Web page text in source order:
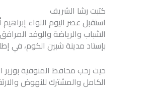
كتبت رشا الشريف
استقبل عصر اليوم اللواء
الشباب والرياضة والوفد
بإستاد مدينة شبين الكوم، في
حيث رحب محافظ المنوفية
الكامل والمشترك للنهوض